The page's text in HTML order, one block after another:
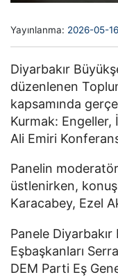
Yayınlanma: 2026-05-
Diyarbakır
düzenlenen
kapsamında
Kurmak: Engeller,
Ali Emiri
Panelin
üstlenirken,
Karacabey, Ezel
Panele
Eşbaşkanları
DEM Parti Eş